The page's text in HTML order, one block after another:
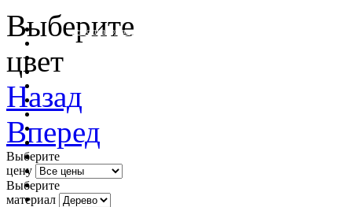
очистить фильтр цвета
Выберите
цвет
Назад
Вперед
Выберите
цену
Выберите
материал